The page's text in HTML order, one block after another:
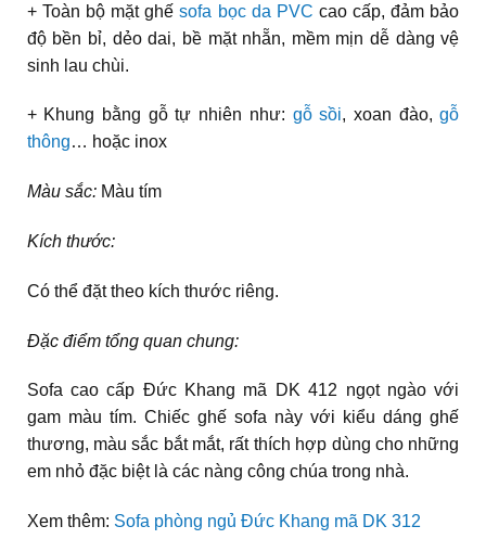
+ Toàn bộ mặt ghếsofa bọc da PVC cao cấp, đảm bảo
độ bền bỉ, dẻo dai, bề mặt nhẵn, mềm mịn dễ dàng vệ
sinh lau chùi.
+ Khung bằng gỗ tự nhiên như: gỗ sồi, xoan đào,gỗ
thông… hoặc inox
Màu sắc:Màu tím
Kích thước:
Có thể đặt theo kích thước riêng.
Đặc điểm tổng quan chung:
Sofa cao cấp Đức Khang mã DK 412 ngọt ngào với
gam màu tím. Chiếc ghế sofa này với kiểu dáng ghế
thương, màu sắc bắt mắt, rất thích hợp dùng cho những
em nhỏ đặc biệt là các nàng công chúa trong nhà.
Xem thêm: Sofa phòng ngủ Đức Khang mã DK 312